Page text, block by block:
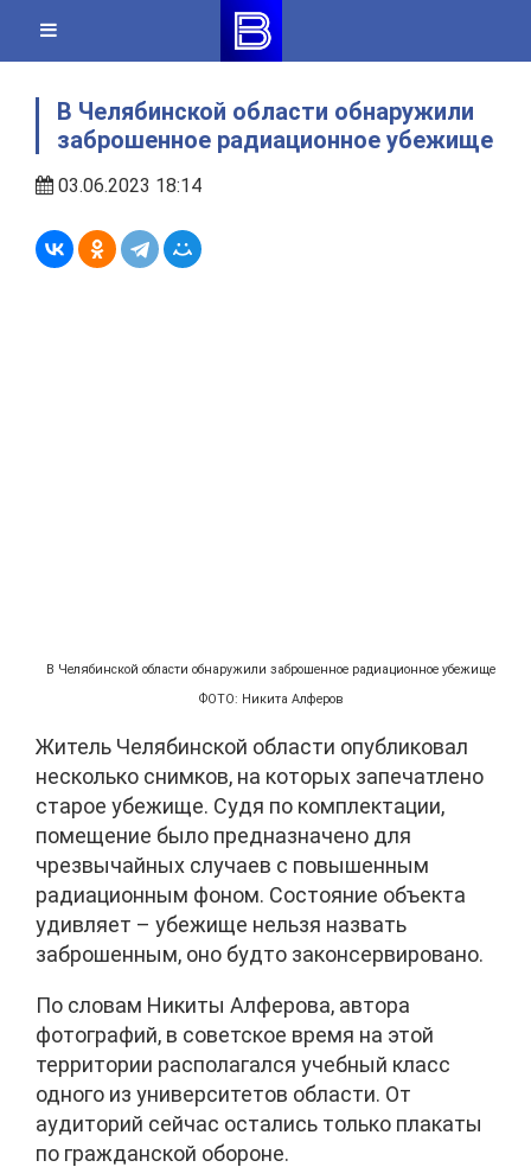
content
В Челябинской области обнаружили
заброшенное радиационное убежище
03.06.2023 18:14
В Челябинской области обнаружили заброшенное радиационное убежище
ФОТО: Никита Алферов
Житель Челябинской области опубликовал
несколько снимков, на которых запечатлено
старое убежище. Судя по комплектации,
помещение было предназначено для
чрезвычайных случаев с повышенным
радиационным фоном. Состояние объекта
удивляет – убежище нельзя назвать
заброшенным, оно будто законсервировано.
По словам Никиты Алферова, автора
фотографий, в советское время на этой
территории располагался учебный класс
одного из университетов области. От
аудиторий сейчас остались только плакаты
по гражданской обороне.